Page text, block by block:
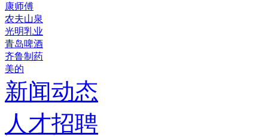
康师傅
农夫山泉
光明乳业
青岛啤酒
齐鲁制药
美的
新闻动态
人才招聘